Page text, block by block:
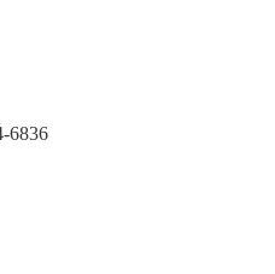
6836